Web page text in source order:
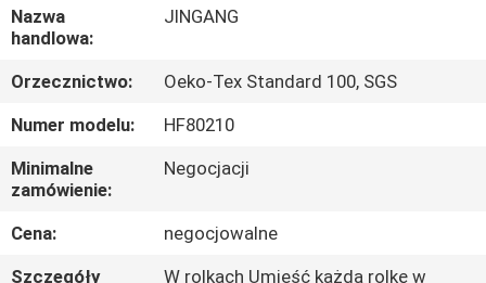
WYCIECZKA
PO
FABRYCE
KONTROLA
JAKOŚCI
SKONTAKTUJ
Nazwa
handlowa:
JINGANG
Orzecznictwo:
Oeko-Tex Standard 100, SGS
Numer modelu:
HF80210
Minimalne
zamówienie:
Negocjacji
Cena:
negocjowalne
Szczegóły
W rolkach Umieść każdą rolkę w